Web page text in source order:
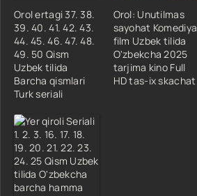
Orol ertagi 37. 38.
39. 40. 41. 42. 43.
44. 45. 46. 47. 48.
49. 50 Qism
Uzbek tilida
Barcha qismlari
Turk seriali
Orol: Unutilmas
sayohat Komediya
film Uzbek tilida
O'zbekcha 2025
tarjima kino Full
HD tas-ix skachat